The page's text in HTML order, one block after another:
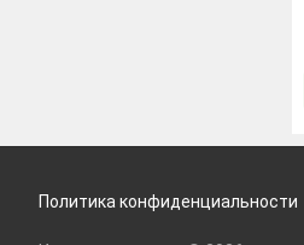
Политика конфиденциальности